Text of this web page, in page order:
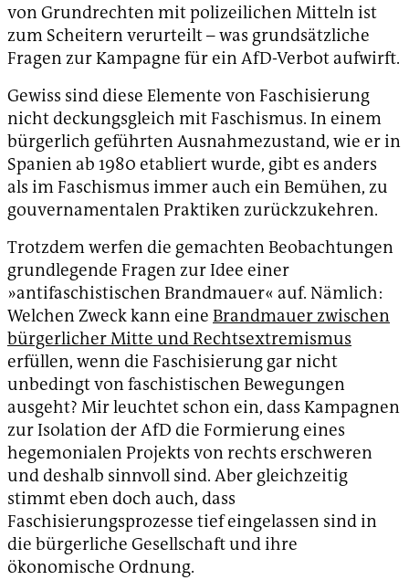
von Grundrechten mit polizeilichen Mitteln ist
zum Scheitern verurteilt – was grundsätzliche
Fragen zur Kampagne für ein AfD-Verbot aufwirft.
Gewiss sind diese Elemente von Faschisierung
nicht deckungsgleich mit Faschismus. In einem
bürgerlich geführten Ausnahmezustand, wie er in
Spanien ab 1980 etabliert wurde, gibt es anders
als im Faschismus immer auch ein Bemühen, zu
gouvernamentalen Praktiken zurückzukehren.
Trotzdem werfen die gemachten Beobachtungen
grundlegende Fragen zur Idee einer
»antifaschistischen Brandmauer« auf. Nämlich:
Welchen Zweck kann eine Brandmauer zwischen
bürgerlicher Mitte und Rechtsextremismus
erfüllen, wenn die Faschisierung gar nicht
unbedingt von faschistischen Bewegungen
ausgeht? Mir leuchtet schon ein, dass Kampagnen
zur Isolation der AfD die Formierung eines
hegemonialen Projekts von rechts erschweren
und deshalb sinnvoll sind. Aber gleichzeitig
stimmt eben doch auch, dass
Faschisierungsprozesse tief eingelassen sind in
die bürgerliche Gesellschaft und ihre
ökonomische Ordnung.